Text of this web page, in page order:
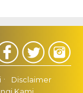
Disclaimer